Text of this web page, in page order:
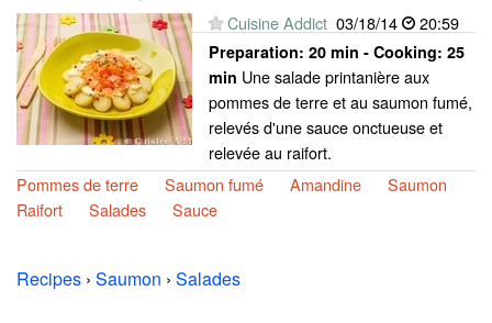
Cuisine Addict 03/18/14 20:59
Preparation: 20 min - Cooking: 25
min Une salade printanière aux
pommes de terre et au saumon fumé,
relevés d'une sauce onctueuse et
relevée au raifort.
Pommes de terre
Saumon fumé Amandine
Saumon
Raifort
Salades Sauce
Recipes › Saumon › Salades